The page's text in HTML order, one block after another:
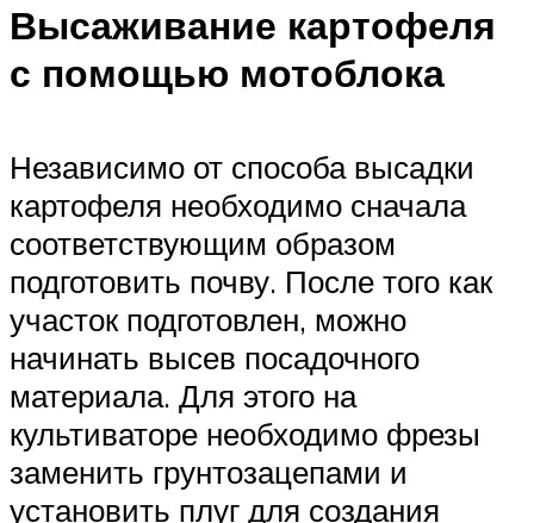
Высаживание картофеля
с помощью мотоблока
Независимо от способа высадки
картофеля необходимо сначала
соответствующим образом
подготовить почву. После того как
участок подготовлен, можно
начинать высев посадочного
материала. Для этого на
культиваторе необходимо фрезы
заменить грунтозацепами и
установить плуг для создания